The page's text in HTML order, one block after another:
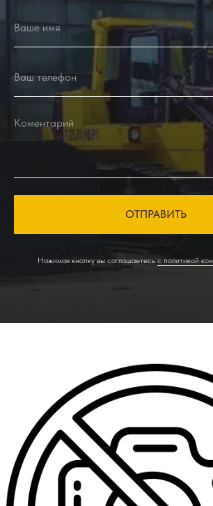
ОТПРАВИТЬ
Нажимая кнопку вы соглашаетесь с политикой